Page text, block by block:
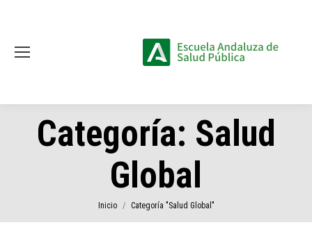
Categoría: Salud
Global
Estás aquí:
Inicio Categoría "Salud Global"